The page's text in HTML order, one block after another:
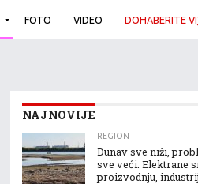
FOTO VIDEO DOHABERITE
NAJNOVIJE
REGION
Dunav sve niži,
sve veći: Elektrane
proizvodnju,